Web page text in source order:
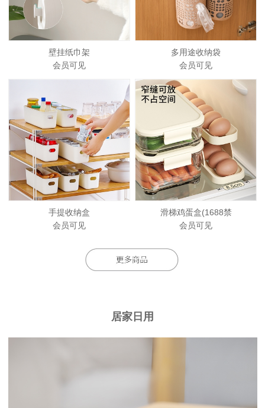
壁挂纸巾架
会员可见
多用途收纳袋
会员可见
手提收纳盒
会员可见
滑梯鸡蛋盒(1688禁
会员可见
居家日用